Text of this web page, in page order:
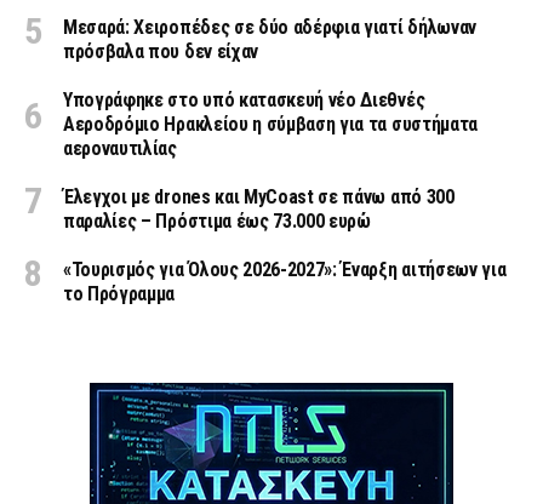
Μεσαρά: Χειροπέδες σε δύο αδέρφια γιατί δήλωναν
πρόσβαλα που δεν είχαν
Υπογράφηκε στο υπό κατασκευή νέο Διεθνές
Αεροδρόμιο Ηρακλείου η σύμβαση για τα συστήματα
αεροναυτιλίας
Έλεγχοι με drones και MyCoast σε πάνω από 300
παραλίες – Πρόστιμα έως 73.000 ευρώ
«Τουρισμός για Όλους 2026-2027»: Έναρξη αιτήσεων για
το Πρόγραμμα